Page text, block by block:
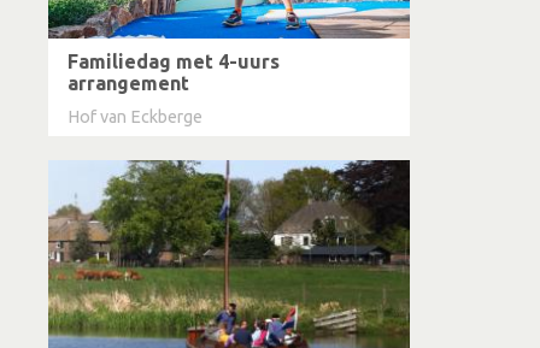
Familiedag met 4-uurs
arrangement
Hof van Eckberge